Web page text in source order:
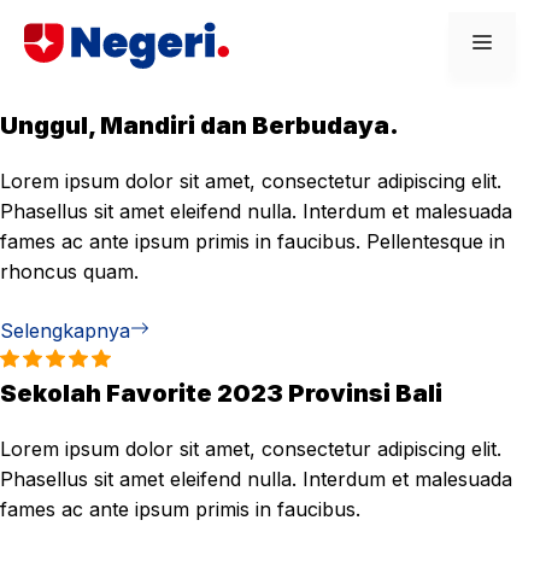
Unggul, Mandiri dan Berbudaya.
Lorem ipsum dolor sit amet, consectetur adipiscing elit.
Phasellus sit amet eleifend nulla. Interdum et malesuada
fames ac ante ipsum primis in faucibus. Pellentesque in
rhoncus quam.
Selengkapnya
Sekolah Favorite 2023 Provinsi Bali
Lorem ipsum dolor sit amet, consectetur adipiscing elit.
Phasellus sit amet eleifend nulla. Interdum et malesuada
fames ac ante ipsum primis in faucibus.